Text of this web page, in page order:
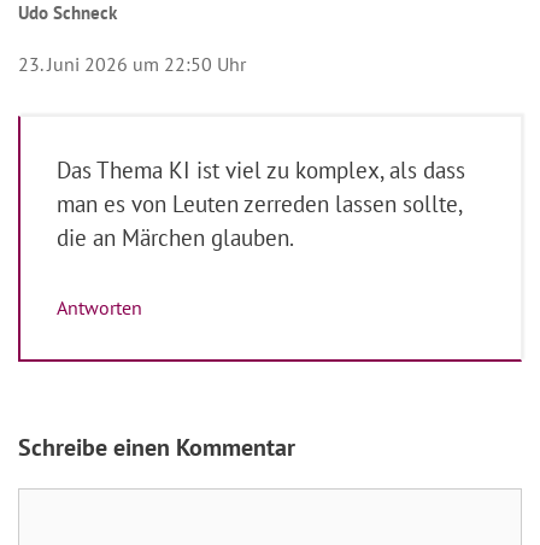
Udo Schneck
23. Juni 2026 um 22:50 Uhr
Das Thema KI ist viel zu komplex, als dass
man es von Leuten zerreden lassen sollte,
die an Märchen glauben.
Antworten
Schreibe einen Kommentar